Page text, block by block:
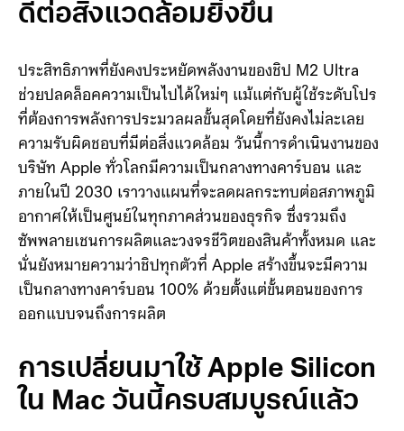
ดีต่อสิ่งแวดล้อมยิ่งขึ้น
ประสิทธิภาพที่ยังคงประหยัดพลังงานของชิป M2 Ultra
ช่วยปลดล็อคความเป็นไปได้ใหม่ๆ แม้แต่กับผู้ใช้ระดับโปร
ที่ต้องการพลังการประมวลผลขั้นสุดโดยที่ยังคงไม่ละเลย
ความรับผิดชอบที่มีต่อสิ่งแวดล้อม วันนี้การดำเนินงานของ
บริษัท Apple ทั่วโลกมีความเป็นกลางทางคาร์บอน และ
ภายในปี 2030 เราวางแผนที่จะลดผลกระทบต่อสภาพภูมิ
อากาศให้เป็นศูนย์ในทุกภาคส่วนของธุรกิจ ซึ่งรวมถึง
ซัพพลายเชนการผลิตและวงจรชีวิตของสินค้าทั้งหมด และ
นั่นยังหมายความว่าชิปทุกตัวที่ Apple สร้างขึ้นจะมีความ
เป็นกลางทางคาร์บอน 100% ด้วยตั้งแต่ขั้นตอนของการ
ออกแบบจนถึงการผลิต
การเปลี่ยนมาใช้ Apple Silicon
ใน Mac วันนี้ครบสมบูรณ์แล้ว